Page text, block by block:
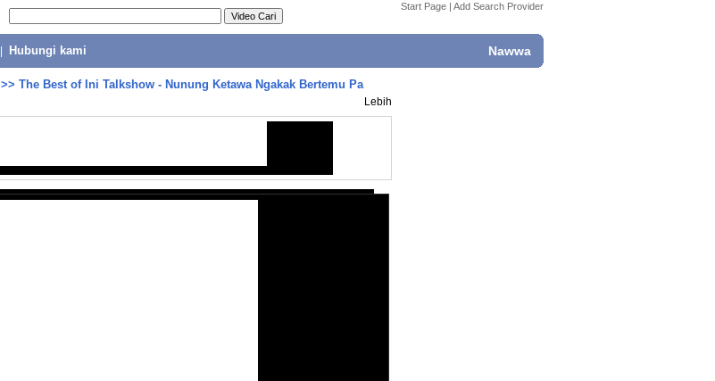
Start Page | Add Search Provider
Hubungi kami Nawwa
>> The Best of Ini Talkshow - Nunung Ketawa Ngakak Bertemu Pa
Lebih